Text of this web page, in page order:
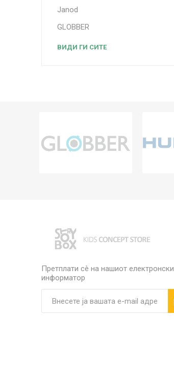
Janod
GLOBBER
ВИДИ ГИ СИТЕ
Претплати сè на нашиот електронски
информатор